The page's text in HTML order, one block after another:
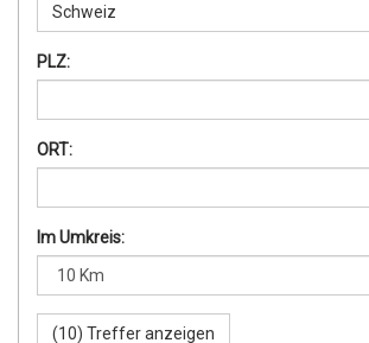
Schweiz
PLZ:
ORT:
Im Umkreis: